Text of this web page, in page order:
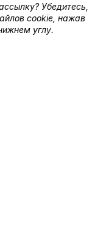
Убедитесь,
cookie, нажав
углу.